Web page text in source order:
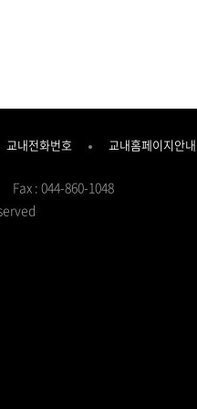
교내전화번호 교내홈페이지안내
Fax : 044-860-1048